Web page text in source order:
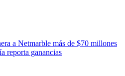
a Netmarble más de $70 millones
reporta ganancias